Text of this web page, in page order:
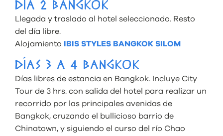
DÍA 2 BANGKOK
Llegada y traslado al hotel seleccionado. Resto
del día libre.
Alojamiento IBIS STYLES BANGKOK SILOM
DÍAS 3 A 4 BANGKOK
Días libres de estancia en Bangkok. Incluye City
Tour de 3 hrs. con salida del hotel para realizar un
recorrido por las principales avenidas de
Bangkok, cruzando el bullicioso barrio de
Chinatown, y siguiendo el curso del río Chao